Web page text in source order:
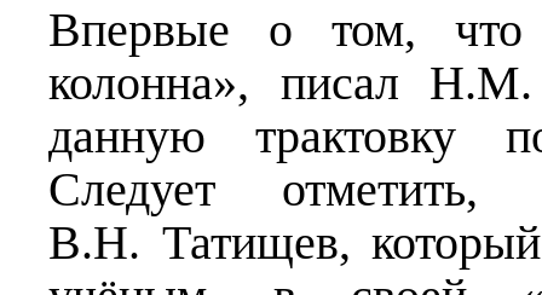
Впервые о том, что
колонна», писал
данную трактовку
Следует
В.Н. Татищев,